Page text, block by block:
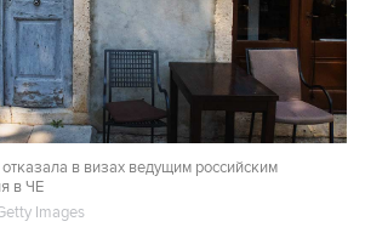
в визах ведущим российским
в ЧЕ
Images